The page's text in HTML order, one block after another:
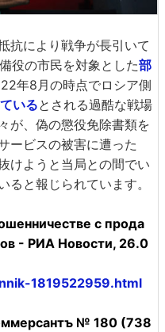
抗により戦争が長引いて
役の市民を対象とした部
年8月の時点でロシア側
いるとされる過酷な戦場
が、偽の懲役免除書類を
ービスの被害に遭った
けようと当局との間でい
ると報じられています。
с прода
- РИА Новости, 26.0
1819522959.html
№ 180 (738